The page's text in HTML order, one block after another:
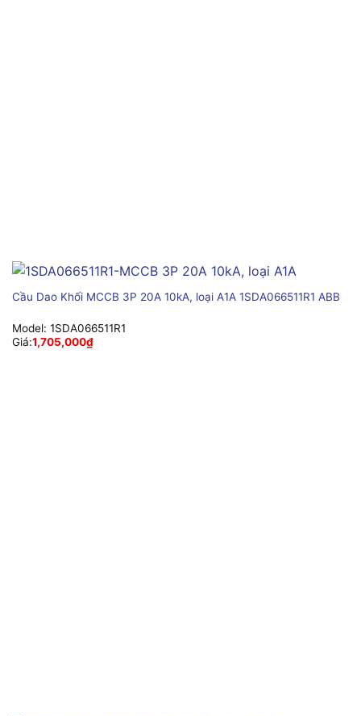
Cầu Dao Khối MCCB 3P 20A 10kA, loại A1A 1SDA066511R1 ABB
Model: 1SDA066511R1
Giá:1,705,000₫